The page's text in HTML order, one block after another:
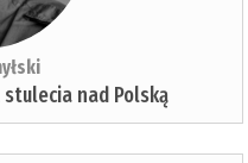
nad Polską